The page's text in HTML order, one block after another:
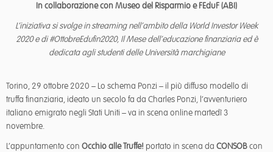
In collaborazione con Museo del Risparmio e FEduF (ABI)
L’iniziativa si svolge in streaming nell’ambito della World Investor Week
2020 e di #OttobreEdufin2020, Il Mese dell’educazione finanziaria ed è
dedicata agli studenti delle Università marchigiane
Torino, 29 ottobre 2020 – Lo schema Ponzi – il più diffuso modello di
truffa finanziaria, ideato un secolo fa da Charles Ponzi, l’avventuriero
italiano emigrato negli Stati Uniti – va in scena online martedì 3
novembre.
L’appuntamento con Occhio alle Truffe! portato in scena da CONSOBcon